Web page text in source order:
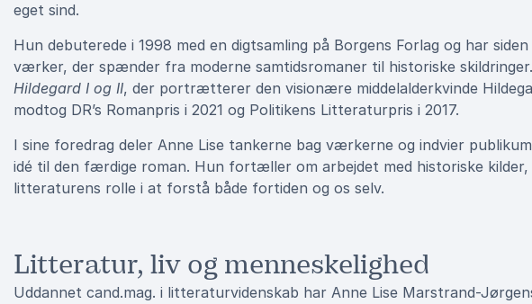
eget sind.
Hun debuterede i 1998 med en digtsamling på Borgens Forlag og har
værker, der spænder fra moderne samtidsromaner til historiske
Hildegard I og II, der portrætterer den visionære middelalderkvinde
modtog DR’s Romanpris i 2021 og Politikens Litteraturpris i 2017.
I sine foredrag deler Anne Lise tankerne bag værkerne og indvier
idé til den færdige roman. Hun fortæller om arbejdet med historiske
litteraturens rolle i at forstå både fortiden og os selv.
Litteratur, liv og menneskelighed
Uddannet cand.mag. i litteraturvidenskab har Anne Lise Marstrand-